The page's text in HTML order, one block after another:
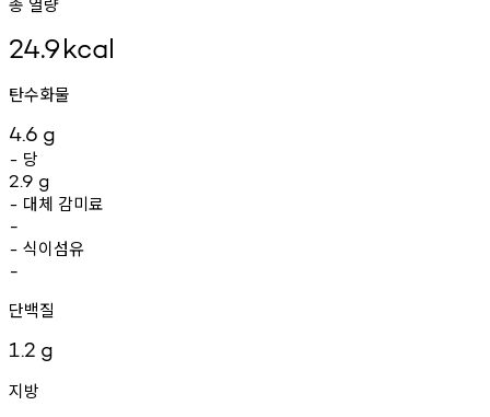
24.9kcal
탄수화물
4.6 g
- 당
2.9 g
- 대체 감미료
-
- 식이섬유
-
단백질
1.2 g
지방